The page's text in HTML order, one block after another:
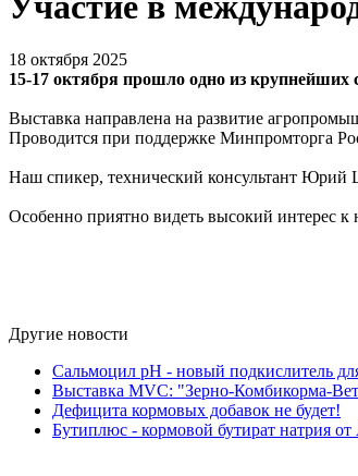
18 октября 2025
15-17 октября прошло одно из
Выставка направлена на развитие
Проводится при поддержке Минпромторга
Наш спикер, технический консультант
Особенно приятно видеть высокий интерес
Другие новости
Сальмоцил pH - новый подкислитель
Выставка MVC: "Зерно-Комбикорма-
Дефицита кормовых добавок не будет!
Бутиплюс - кормовой бутират натрия